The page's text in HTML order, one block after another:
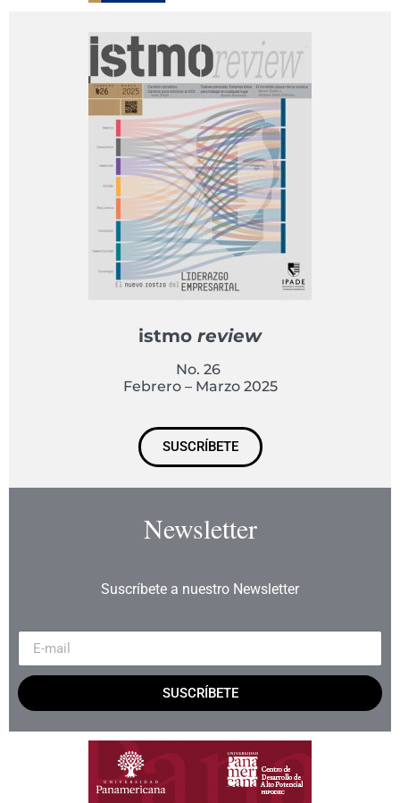
istmo review
No. 26
Febrero – Marzo 2025
SUSCRÍBETE
Newsletter
Suscríbete a nuestro Newsletter
SUSCRÍBETE